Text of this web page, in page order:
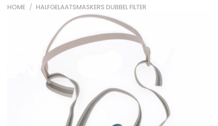
HOME / HALFGELAATSMASKERS DUBBEL FILTER